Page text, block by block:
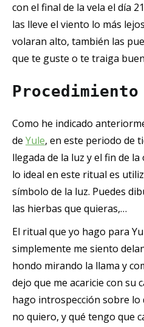
con el final de la vela el día
las lleve el viento lo más
volaran alto, también las
que te guste o te traiga
Procedimiento
Como he indicado
de Yule, en este periodo de
llegada de la luz y el fin de
lo ideal en este ritual es
símbolo de la luz. Puedes
las hierbas que quieras,…
El ritual que yo hago para
simplemente me siento
hondo mirando la llama y
dejo que me acaricie con su
hago introspección sobre lo
no quiero, y qué tengo que